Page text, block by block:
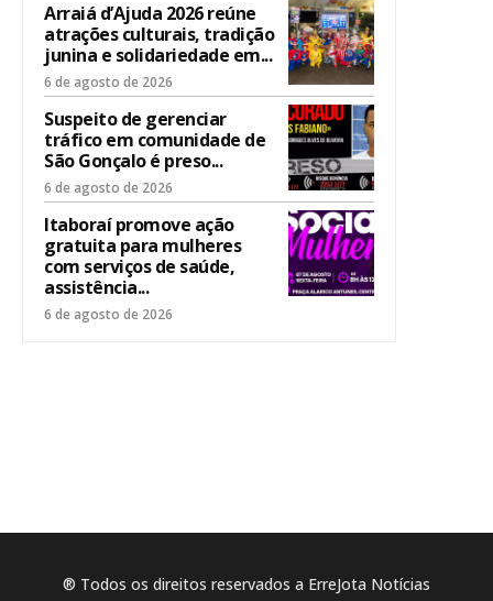
Arraiá d’Ajuda 2026 reúne
atrações culturais, tradição
junina e solidariedade em...
6 de agosto de 2026
Suspeito de gerenciar
tráfico em comunidade de
São Gonçalo é preso...
6 de agosto de 2026
Itaboraí promove ação
gratuita para mulheres
com serviços de saúde,
assistência...
6 de agosto de 2026
® Todos os direitos reservados a ErreJota Notícias